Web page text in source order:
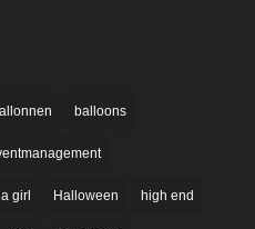
balloons
girl Halloween high end